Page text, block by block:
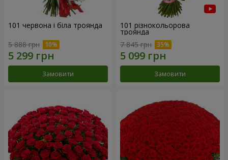
101 червона і біла троянда
5 888 грн
Замовити
101 різнокольорова
троянда
7 845 грн
Замовити